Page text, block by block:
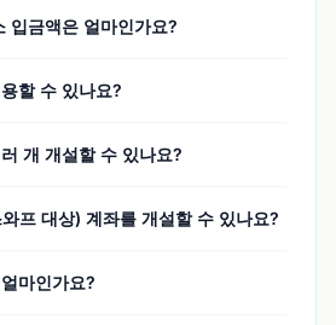
입금액은 얼마인가요?
할 수 있나요?
개 개설할 수 있나요?
프 대상) 계좌를 개설할 수 있나요?
마인가요?